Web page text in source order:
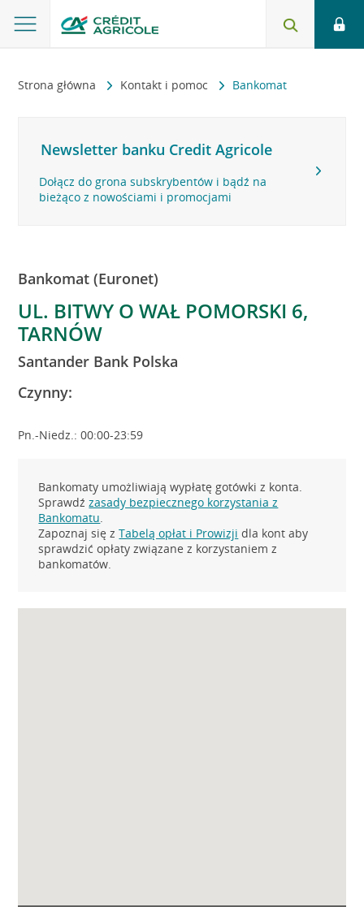
Strona główna Kontakt i pomoc Bankomat
Newsletter banku Credit Agricole
Dołącz do grona subskrybentów i bądź na
bieżąco z nowościami i promocjami
Bankomat (Euronet)
UL. BITWY O WAŁ POMORSKI 6,
TARNÓW
Santander Bank Polska
Czynny:
Pn.-Niedz.: 00:00-23:59
Bankomaty umożliwiają wypłatę gotówki z konta.
Sprawdźzasady bezpiecznego korzystania z
Bankomatu.
Zapoznaj się zTabelą opłat i Prowizji dla kont aby
sprawdzić opłaty związane z korzystaniem z
bankomatów.